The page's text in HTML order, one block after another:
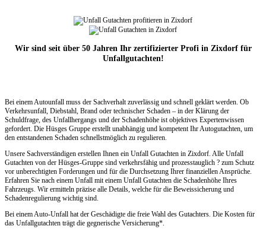
Wir sind seit über 50 Jahren Ihr zertifizierter Profi in Zixdorf für
Unfallgutachten!
Bei einem Autounfall muss der Sachverhalt zuverlässig und schnell geklärt werden. Ob
Verkehrsunfall, Diebstahl, Brand oder technischer Schaden – in der Klärung der
Schuldfrage, des Unfallhergangs und der Schadenhöhe ist objektives Expertenwissen
gefordert. Die Hüsges Gruppe erstellt unabhängig und kompetent Ihr Autogutachten, um
den entstandenen Schaden schnellstmöglich zu regulieren.
Unsere Sachverständigen erstellen Ihnen ein Unfall Gutachten in Zixdorf. Alle Unfall
Gutachten von der Hüsges-Gruppe sind verkehrsfähig und prozesstauglich ? zum Schutz
vor unberechtigten Forderungen und für die Durchsetzung Ihrer finanziellen Ansprüche.
Erfahren Sie nach einem Unfall mit einem Unfall Gutachten die Schadenhöhe Ihres
Fahrzeugs. Wir ermitteln präzise alle Details, welche für die Beweissicherung und
Schadenregulierung wichtig sind.
Bei einem Auto-Unfall hat der Geschädigte die freie Wahl des Gutachters. Die Kosten für
das Unfallgutachten trägt die gegnerische Versicherung*.